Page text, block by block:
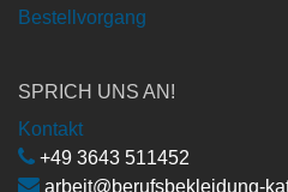
Bestellvorgang
SPRICH UNS AN!
Kontakt
+49 3643 511452
arbeit@berufsbekleidung-